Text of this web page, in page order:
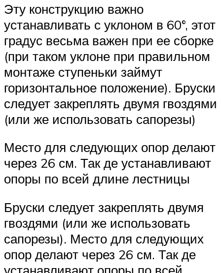
Эту конструкцию важно
устанавливать с уклоном в 60°, этот
градус весьма важен при ее сборке
(при таком уклоне при правильном
монтаже ступеньки займут
горизонтальное положение). Бруски
следует закреплять двумя гвоздями
(или же использовать сапорезы)
Место для следующих опор делают
через 26 см. Так де устанавливают
опоры по всей длине лестницы
Бруски следует закреплять двумя
гвоздями (или же использовать
сапорезы). Место для следующих
опор делают через 26 см. Так де